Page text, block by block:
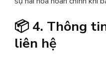
📦 4. Thông
liên hệ